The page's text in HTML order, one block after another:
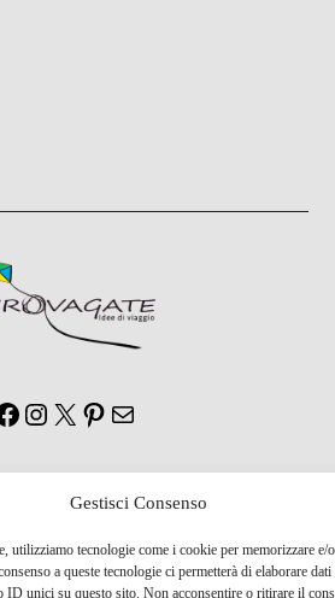
Gestisci Consenso
utilizziamo tecnologie come i cookie per memorizzare e/o
a queste tecnologie ci permetterà di elaborare
ID unici su questo sito. Non acconsentire o ritirare il
Instagram
X Pinterest
Email
2026 Girovagate
Top